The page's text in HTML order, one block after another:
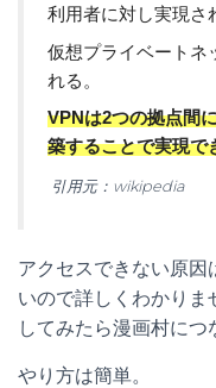
利用者に対し実現さ
仮想プライベートネ
れる。
VPNは2つの拠点間
築することで実現で
引用元：wikipedia
アクセスできない原
いので詳しくわかり
してみたら漫画村につ
やり方は簡単。